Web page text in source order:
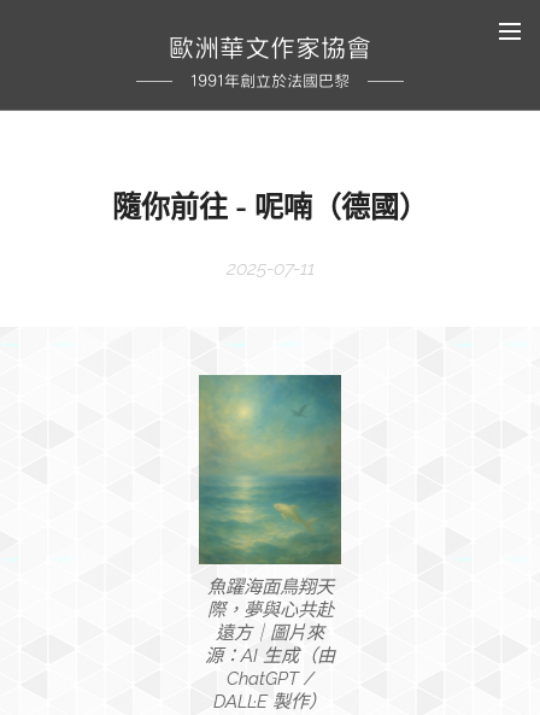
歐洲華文作家協會
1991年創立於法國巴黎
隨你前往 - 呢喃（德國）
2025-07-11
魚躍海面鳥翔天
際，夢與心共赴
遠方｜圖片來
源：AI 生成（由
ChatGPT /
DALL·E 製作）